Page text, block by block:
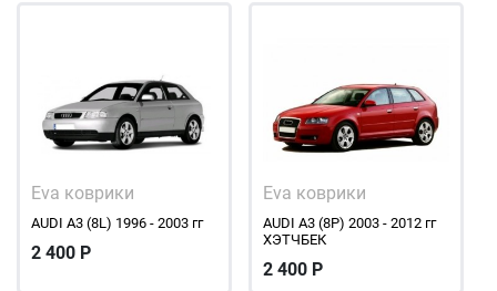
Eva коврики
AUDI A3 (8L) 1996 - 2003 гг
2 400 Р
Eva коврики
AUDI A3 (8P) 2003 - 2012 гг
ХЭТЧБЕК
2 400 Р